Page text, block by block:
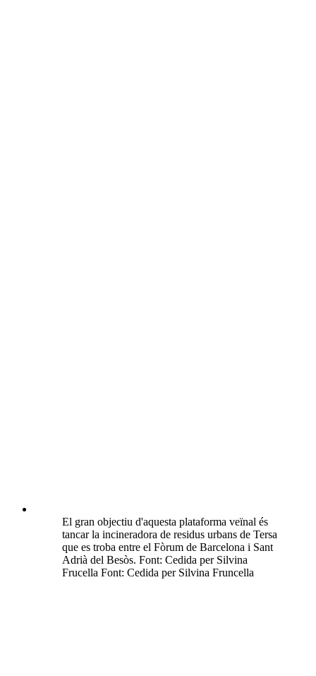
El gran objectiu d'aquesta plataforma veïnal és
tancar la incineradora de residus urbans de Tersa
que es troba entre el Fòrum de Barcelona i Sant
Adrià del Besòs. Font: Cedida per Silvina
Frucella Font: Cedida per Silvina Fruncella